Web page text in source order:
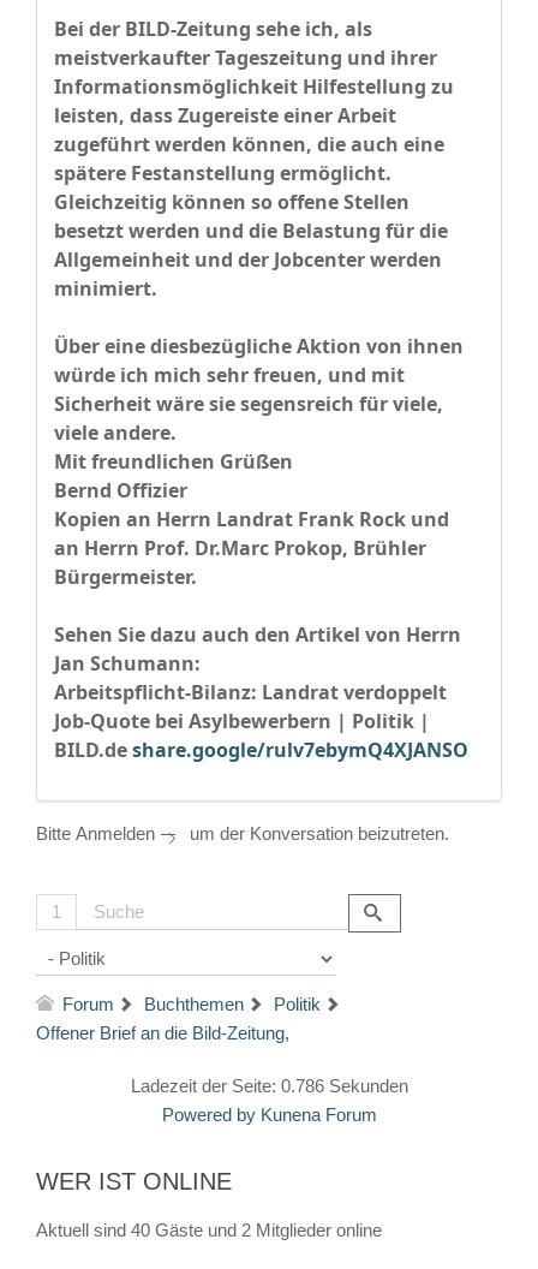
Bei der BILD-Zeitung sehe ich, als
meistverkaufter Tageszeitung und ihrer
Informationsmöglichkeit Hilfestellung zu
leisten, dass Zugereiste einer Arbeit
zugeführt werden können, die auch eine
spätere Festanstellung ermöglicht.
Gleichzeitig können so offene Stellen
besetzt werden und die Belastung für die
Allgemeinheit und der Jobcenter werden
minimiert.
Über eine diesbezügliche Aktion von ihnen
würde ich mich sehr freuen, und mit
Sicherheit wäre sie segensreich für viele,
viele andere.
Mit freundlichen Grüßen
Bernd Offizier
Kopien an Herrn Landrat Frank Rock und
an Herrn Prof. Dr.Marc Prokop, Brühler
Bürgermeister.
Sehen Sie dazu auch den Artikel von Herrn
Jan Schumann:
Arbeitspflicht-Bilanz: Landrat verdoppelt
Job-Quote bei Asylbewerbern | Politik |
BILD.deshare.google/rulv7ebymQ4XJANSO
Bitte Anmelden um der Konversation beizutreten.
1
Forum Buchthemen
Politik
Offener Brief an die Bild-Zeitung,
Ladezeit der Seite: 0.786 Sekunden
Powered by Kunena Forum
WER IST ONLINE
Aktuell sind 40 Gäste und 2 Mitglieder online